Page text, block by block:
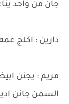
جان من واحد
دارين : اكلج
مريم : يجنن
السمن جانن